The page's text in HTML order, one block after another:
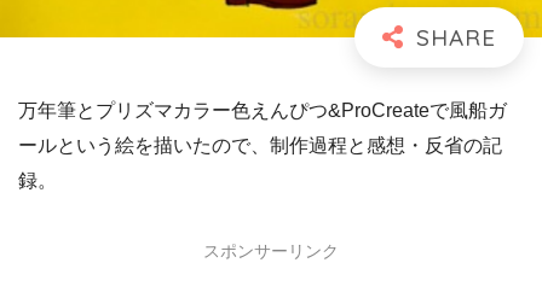
万年筆とプリズマカラー色えんぴつ&ProCreateで風船ガ
ールという絵を描いたので、制作過程と感想・反省の記
録。
スポンサーリンク